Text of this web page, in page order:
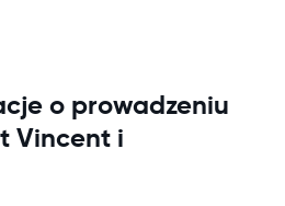
o prowadzeniu
Vincent i